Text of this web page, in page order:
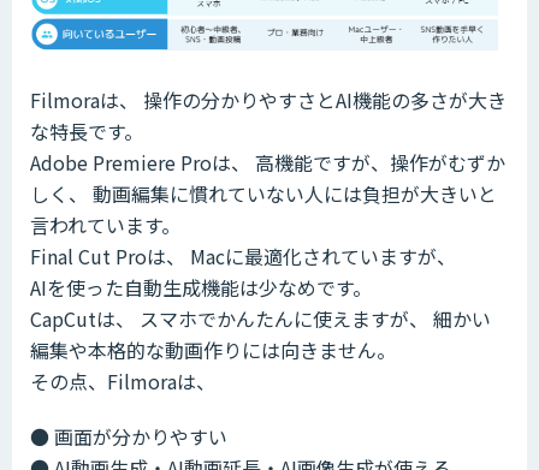
Filmoraは、 操作の分かりやすさとAI機能の多さが大き
な特長です。
Adobe Premiere Proは、 高機能ですが、操作がむずか
しく、 動画編集に慣れていない人には負担が大きいと
言われています。
Final Cut Proは、 Macに最適化されていますが、
AIを使った自動生成機能は少なめです。
CapCutは、 スマホでかんたんに使えますが、 細かい
編集や本格的な動画作りには向きません。
その点、Filmoraは、
● 画面が分かりやすい